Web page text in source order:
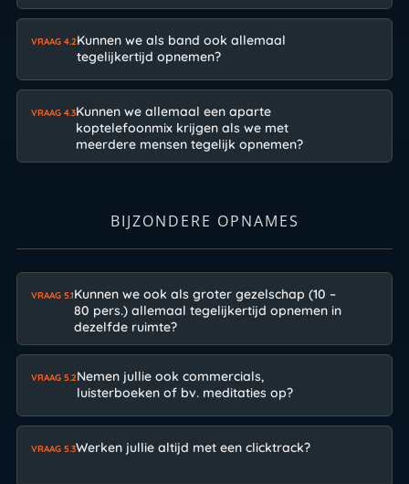
VRAAG 4.2Kunnen we als band ook allemaal
tegelijkertijd opnemen?
VRAAG 4.3Kunnen we allemaal een aparte
koptelefoonmix krijgen als we met
meerdere mensen tegelijk opnemen?
BIJZONDERE OPNAMES
VRAAG 5.1Kunnen we ook als groter gezelschap (10 –
80 pers.) allemaal tegelijkertijd opnemen in
dezelfde ruimte?
VRAAG 5.2Nemen jullie ook commercials,
luisterboeken of bv. meditaties op?
VRAAG 5.3Werken jullie altijd met een clicktrack?